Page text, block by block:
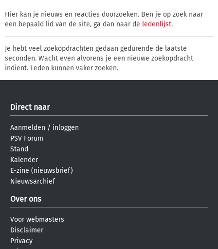
Hier kan je nieuws en reacties doorzoeken. Ben je op zoek naar
een bepaald lid van de site, ga dan naar de ledenlijst.
Je hebt veel zoekopdrachten gedaan gedurende de laatste
seconden. Wacht even alvorens je een nieuwe zoekopdracht
indient. Leden kunnen vaker zoeken.
Direct naar
Aanmelden / inloggen
PSV Forum
Stand
Kalender
E-zine (nieuwsbrief)
Nieuwsarchief
Over ons
Voor webmasters
Disclaimer
Privacy